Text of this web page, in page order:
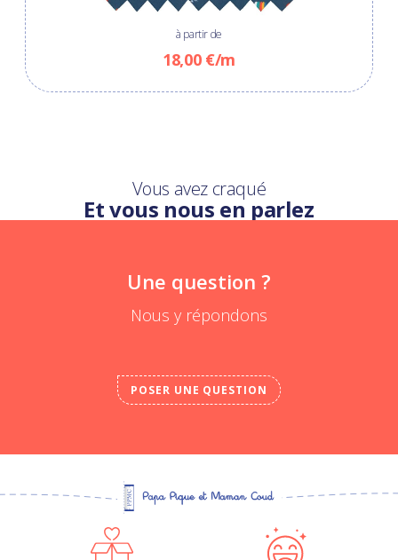
à partir de
18,00 €/m
Vous avez craqué
Et vous nous en parlez
Une question ?
Nous y répondons
POSER UNE QUESTION